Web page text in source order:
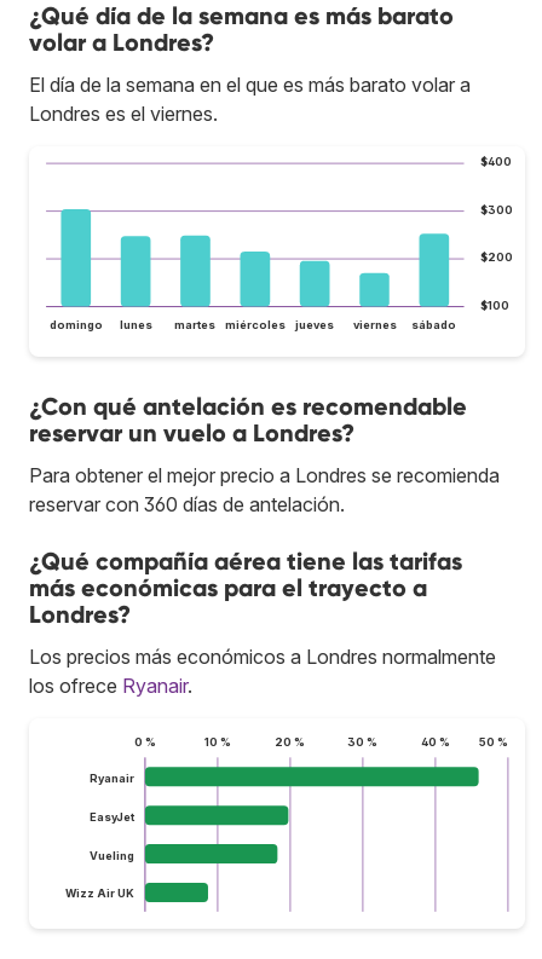
¿Qué día de la semana es más barato
volar a Londres?
El día de la semana en el que es más barato volar a
Londres es el viernes.
$100
$200
$300
$400
domingo lunes martes miércoles jueves viernes sábado
¿Con qué antelación es recomendable
reservar un vuelo a Londres?
Para obtener el mejor precio a Londres se recomienda
reservar con 360 días de antelación.
¿Qué compañía aérea tiene las tarifas
más económicas para el trayecto a
Londres?
Los precios más económicos a Londres normalmente
los ofrece Ryanair.
0 % 10 % 20 % 30 % 40 % 50 %
Ryanair
EasyJet
Vueling
Wizz Air UK